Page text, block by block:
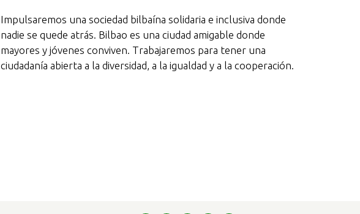
Impulsaremos una sociedad bilbaína solidaria e inclusiva donde
nadie se quede atrás. Bilbao es una ciudad amigable donde
mayores y jóvenes conviven. Trabajaremos para tener una
ciudadanía abierta a la diversidad, a la igualdad y a la cooperación.